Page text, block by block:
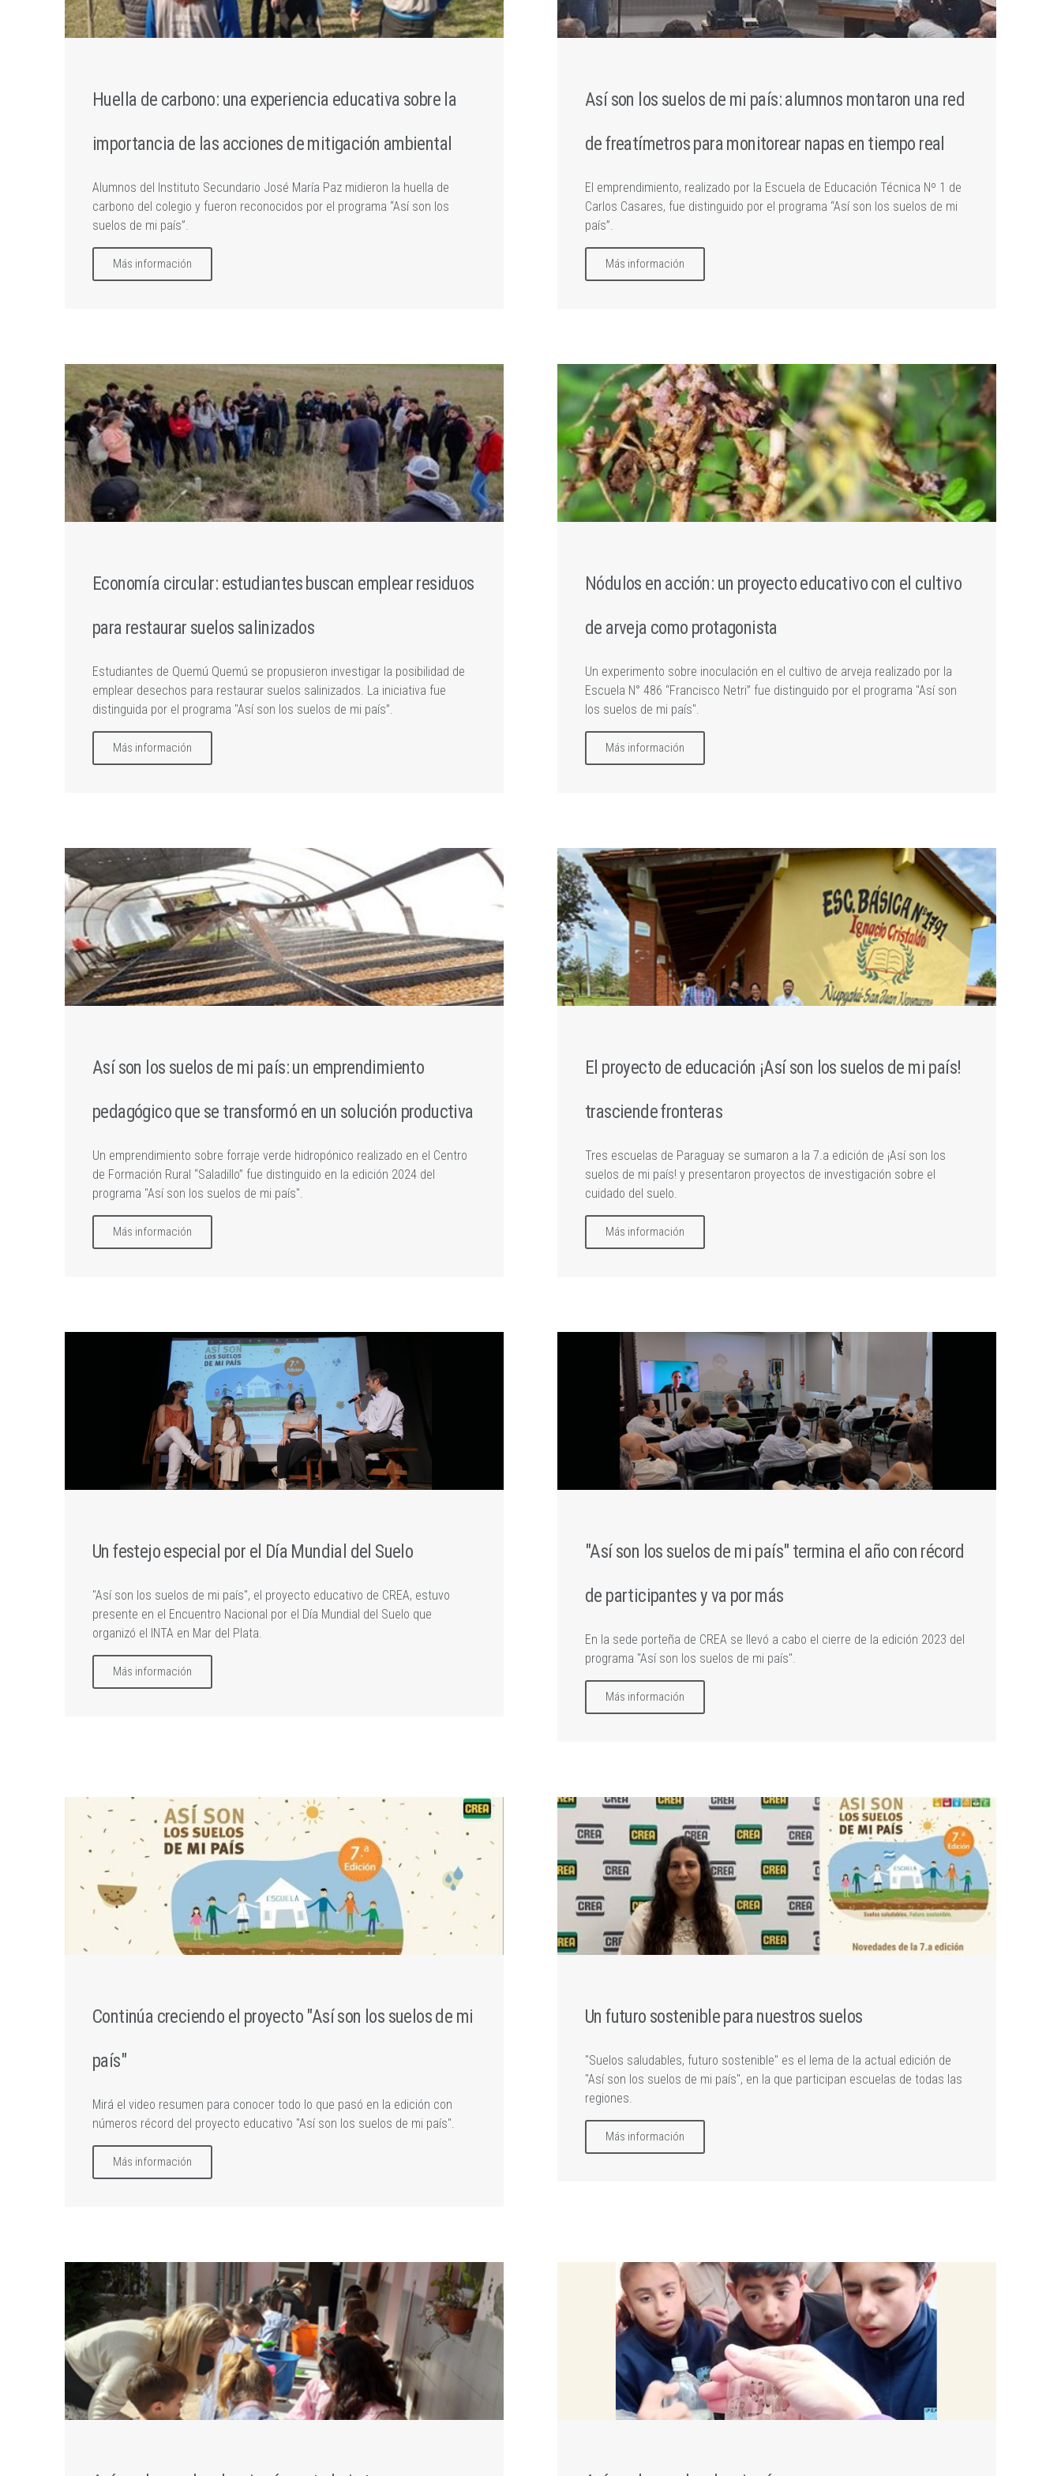
Huella de carbono: una experiencia educativa sobre la
importancia de las acciones de mitigación ambiental
Alumnos del Instituto Secundario José María Paz midieron la huella de
carbono del colegio y fueron reconocidos por el programa “Así son los
suelos de mi país”.
Más información
Así son los suelos de mi país: alumnos montaron una red
de freatímetros para monitorear napas en tiempo real
El emprendimiento, realizado por la Escuela de Educación Técnica Nº 1 de
Carlos Casares, fue distinguido por el programa “Así son los suelos de mi
país”.
Más información
Economía circular: estudiantes buscan emplear residuos
para restaurar suelos salinizados
Estudiantes de Quemú Quemú se propusieron investigar la posibilidad de
emplear desechos para restaurar suelos salinizados. La iniciativa fue
distinguida por el programa "Así son los suelos de mi país”.
Más información
Nódulos en acción: un proyecto educativo con el cultivo
de arveja como protagonista
Un experimento sobre inoculación en el cultivo de arveja realizado por la
Escuela N° 486 “Francisco Netri” fue distinguido por el programa "Así son
los suelos de mi país".
Más información
Así son los suelos de mi país: un emprendimiento
pedagógico que se transformó en un solución productiva
Un emprendimiento sobre forraje verde hidropónico realizado en el Centro
de Formación Rural “Saladillo” fue distinguido en la edición 2024 del
programa "Así son los suelos de mi país".
Más información
El proyecto de educación ¡Así son los suelos de mi país!
trasciende fronteras
Tres escuelas de Paraguay se sumaron a la 7.a edición de ¡Así son los
suelos de mi país! y presentaron proyectos de investigación sobre el
cuidado del suelo.
Más información
Un festejo especial por el Día Mundial del Suelo
"Así son los suelos de mi país", el proyecto educativo de CREA, estuvo
presente en el Encuentro Nacional por el Día Mundial del Suelo que
organizó el INTA en Mar del Plata.
Más información
"Así son los suelos de mi país" termina el año con récord
de participantes y va por más
En la sede porteña de CREA se llevó a cabo el cierre de la edición 2023 del
programa "Así son los suelos de mi país".
Más información
Continúa creciendo el proyecto "Así son los suelos de mi
país"
Mirá el video resumen para conocer todo lo que pasó en la edición con
números récord del proyecto educativo "Así son los suelos de mi país".
Más información
Un futuro sostenible para nuestros suelos
"Suelos saludables, futuro sostenible" es el lema de la actual edición de
"Así son los suelos de mi país", en la que participan escuelas de todas las
regiones.
Más información